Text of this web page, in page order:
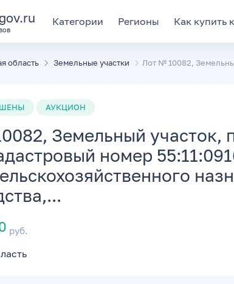
Категории Регионы Как купить
область Земельные участки Лот № 10082,
АУКЦИОН
Земельный участок,
номер
руб.